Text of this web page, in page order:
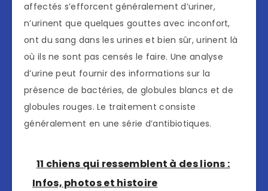
affectés s’efforcent généralement d’uriner,
n’urinent que quelques gouttes avec inconfort,
ont du sang dans les urines et bien sûr, urinent là
où ils ne sont pas censés le faire. Une analyse
d’urine peut fournir des informations sur la
présence de bactéries, de globules blancs et de
globules rouges. Le traitement consiste
généralement en une série d’antibiotiques.
11 chiens qui ressemblent à des lions :
Infos, photos et histoire